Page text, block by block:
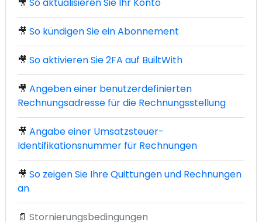
🎥 So kündigen Sie ein Abonnement
🎥 So aktivieren Sie 2FA auf BuiltWith
🎥 Angeben einer benutzerdefinierten
Rechnungsadresse für die Rechnungsstellung
🎥 Angabe einer Umsatzsteuer-
Identifikationsnummer für Rechnungen
🎥 So zeigen Sie Ihre Quittungen und Rechnungen
an
📄 Stornierungsbedingungen